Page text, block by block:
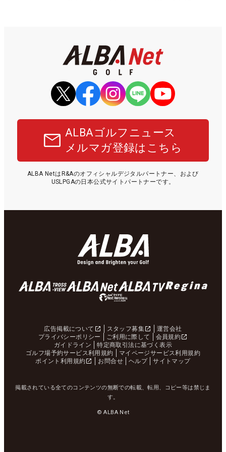
ALBAゴルフニュース
メルマガ登録はこちら
ALBA NetはR&Aのオフィシャルデジタルパートナー、および
USLPGAの日本公式サイトパートナーです。
広告掲載について スタッフ募集
運営会社
プライバシーポリシー
ご利用に際して
会員規約
ガイドライン
特定商取引法に基づく表示
ゴルフ場予約サービス利用規約
マイページサービス利用規約
ポイント利用規約
お問合せ ヘルプ サイトマップ
掲載されている全てのコンテンツの無断での転載、転用、コピー等は禁じま
す。
© ALBA Net